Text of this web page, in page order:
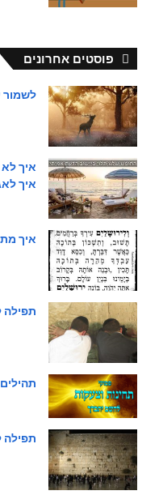
פוסטים אחרונים
לשמור
איך
איך
איך
תפילה